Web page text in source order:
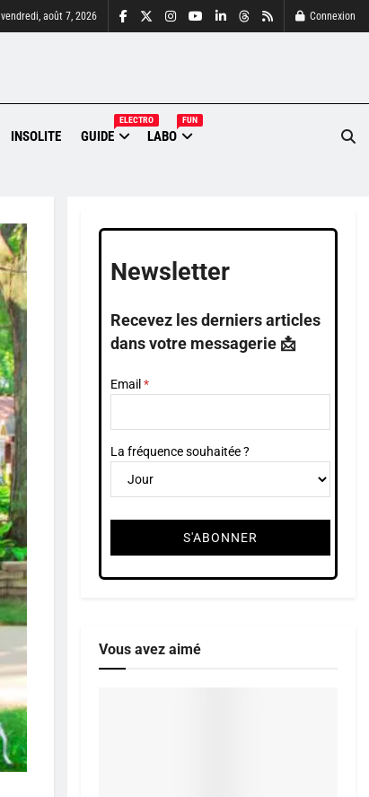
vendredi, août 7, 2026 Connexion
INSOLITE GUIDE
ELECTRO
LABO
FUN
Newsletter
Recevez les derniers articles
dans votre messagerie 📩
Email
La fréquence souhaitée ?
Vous avez aimé